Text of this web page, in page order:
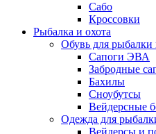
Сабо
Кроссовки
Рыбалка и охота
Обувь для рыбалки
Сапоги ЭВА
Забродные
Бахилы
Сноубутсы
Вейдерсные
Одежда для
Вейдерсы и